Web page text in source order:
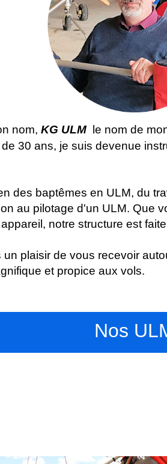
nom, KG ULM le nom de
30 ans, je suis devenue
des baptêmes en ULM, du
au pilotage d'un ULM. Que
notre structure est
plaisir de vous recevoir
et propice aux vols.
Nos